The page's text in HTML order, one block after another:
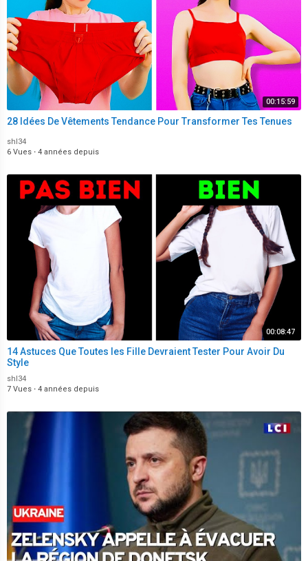
00:15:59
28 Idées De Vêtements Tendance Pour Transformer Tes Tenues
shl34
6 Vues · 4 années depuis
00:08:47
14 Astuces Que Toutes les Fille Devraient Tester Pour Avoir Du
Style
shl34
7 Vues · 4 années depuis